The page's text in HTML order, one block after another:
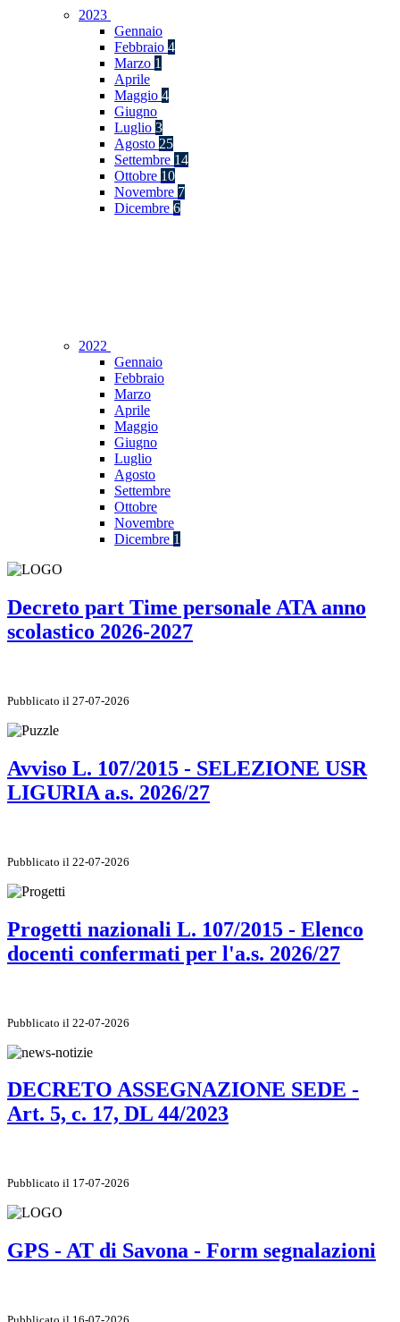
2023
Gennaio
Febbraio 4
Marzo 1
Aprile
Maggio 4
Giugno
Luglio 3
Agosto 25
Settembre 14
Ottobre 10
Novembre 7
Dicembre 6
2022
Gennaio
Febbraio
Marzo
Aprile
Maggio
Giugno
Luglio
Agosto
Settembre
Ottobre
Novembre
Dicembre 1
Decreto part Time personale ATA anno
scolastico 2026-2027
Pubblicato il 27-07-2026
Avviso L. 107/2015 - SELEZIONE USR
LIGURIA a.s. 2026/27
Pubblicato il 22-07-2026
Progetti nazionali L. 107/2015 - Elenco
docenti confermati per l'a.s. 2026/27
Pubblicato il 22-07-2026
DECRETO ASSEGNAZIONE SEDE -
Art. 5, c. 17, DL 44/2023
Pubblicato il 17-07-2026
GPS - AT di Savona - Form segnalazioni